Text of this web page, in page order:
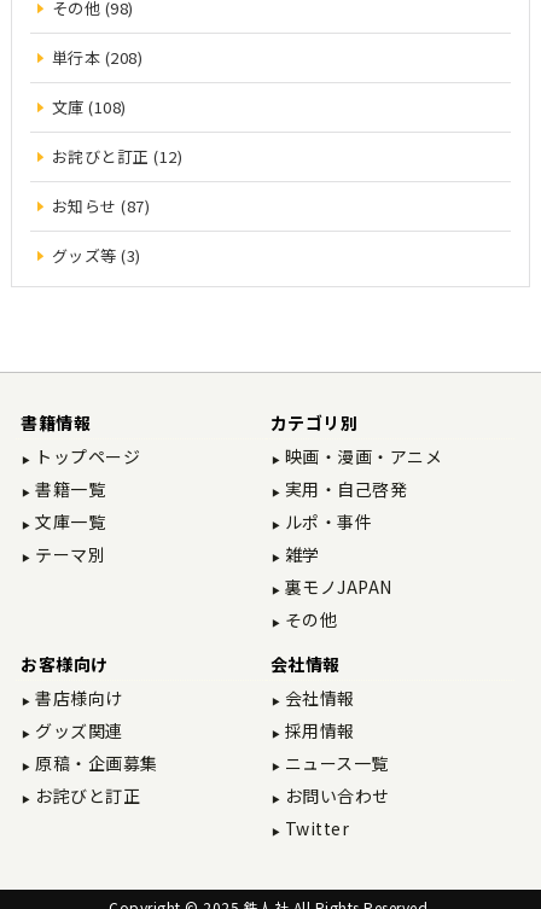
その他 (98)
単行本 (208)
文庫 (108)
お詫びと訂正 (12)
お知らせ (87)
グッズ等 (3)
書籍情報
トップページ
書籍一覧
文庫一覧
テーマ別
カテゴリ別
映画・漫画・アニメ
実用・自己啓発
ルポ・事件
雑学
裏モノJAPAN
その他
お客様向け
書店様向け
グッズ関連
原稿・企画募集
お詫びと訂正
会社情報
会社情報
採用情報
ニュース一覧
お問い合わせ
Twitter